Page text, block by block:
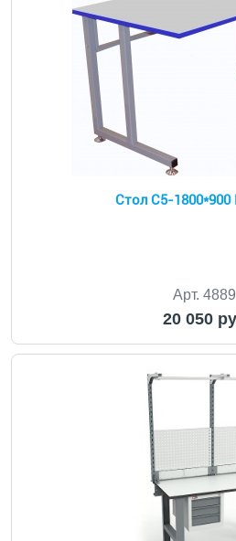
Стол С5-1800*900
Арт. 4889
20 050